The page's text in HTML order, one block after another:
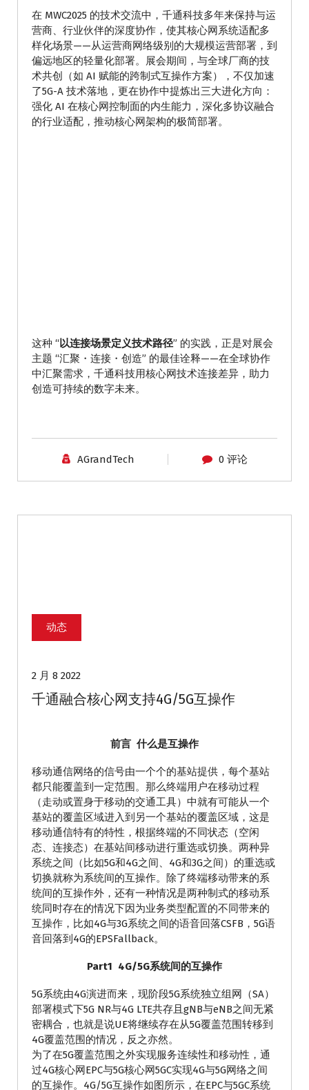
在 MWC2025 的技术交流中，千通科技多年来保持与运
营商、行业伙伴的深度协作，使其核心网系统适配多
样化场景——从运营商网络级别的大规模运营部署，到
偏远地区的轻量化部署。展会期间，与全球厂商的技
术共创（如 AI 赋能的跨制式互操作方案），不仅加速
了5G-A 技术落地，更在协作中提炼出三大进化方向：
强化 AI 在核心网控制面的内生能力，深化多协议融合
的行业适配，推动核心网架构的极简部署。
这种 “以连接场景定义技术路径” 的实践，正是对展会
主题 “汇聚・连接・创造” 的最佳诠释——在全球协作
中汇聚需求，千通科技用核心网技术连接差异，助力
创造可持续的数字未来。
AGrandTech 0 评论
动态
2 月 8 2022
千通融合核心网支持4G/5G互操作
前言 什么是互操作
移动通信网络的信号由一个个的基站提供，每个基站
都只能覆盖到一定范围。那么终端用户在移动过程
（走动或置身于移动的交通工具）中就有可能从一个
基站的覆盖区域进入到另一个基站的覆盖区域，这是
移动通信特有的特性，根据终端的不同状态（空闲
态、连接态）在基站间移动进行重选或切换。两种异
系统之间（比如5G和4G之间、4G和3G之间）的重选或
切换就称为系统间的互操作。除了终端移动带来的系
统间的互操作外，还有一种情况是两种制式的移动系
统同时存在的情况下因为业务类型配置的不同带来的
互操作，比如4G与3G系统之间的语音回落CSFB，5G语
音回落到4G的EPSFallback。
Part1 4G/5G系统间的互操作
5G系统由4G演进而来，现阶段5G系统独立组网（SA）
部署模式下5G NR与4G LTE共存且gNB与eNB之间无紧
密耦合，也就是说UE将继续存在从5G覆盖范围转移到
4G覆盖范围的情况，反之亦然。
为了在5G覆盖范围之外实现服务连续性和移动性，通
过4G核心网EPC与5G核心网5GC实现4G与5G网络之间
的互操作。4G/5G互操作如图所示，在EPC与5GC系统